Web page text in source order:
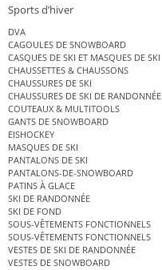
Sports d’hiver
DVA
CAGOULES DE SNOWBOARD
CASQUES DE SKI ET MASQUES DE SKI
CHAUSSETTES & CHAUSSONS
CHAUSSURES DE SKI
CHAUSSURES DE SKI DE RANDONNÉE
COUTEAUX & MULTITOOLS
GANTS DE SNOWBOARD
EISHOCKEY
MASQUES DE SKI
PANTALONS DE SKI
PANTALONS-DE-SNOWBOARD
PATINS À GLACE
SKI DE RANDONNÉE
SKI DE FOND
SOUS-VÊTEMENTS FONCTIONNELS
SOUS-VÊTEMENTS FONCTIONNELS
VESTES DE SKI DE RANDONNÉE
VESTES DE SNOWBOARD